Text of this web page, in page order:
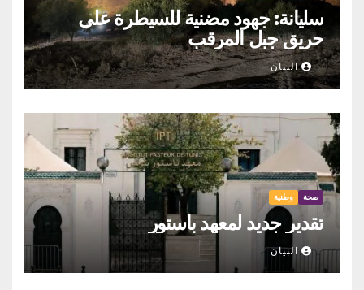
سليانة: جهود مضنية للسيطرة على
حريق جبل المرقب
البيان
صحة وطنية
تقدير جديد لمعهد باستور
البيان